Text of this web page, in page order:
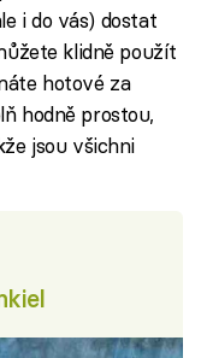
i do vás) dostat
klidně použít
hotové za
hodně prostou,
jsou všichni